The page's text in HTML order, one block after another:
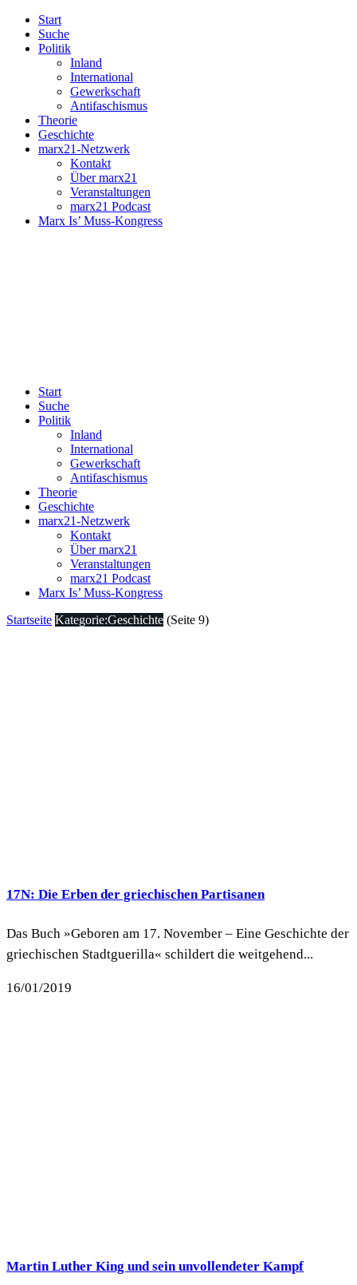
Start
Suche
Politik
Inland
International
Gewerkschaft
Antifaschismus
Theorie
Geschichte
marx21-Netzwerk
Kontakt
Über marx21
Veranstaltungen
marx21 Podcast
Marx Is’ Muss-Kongress
Start
Suche
Politik
Inland
International
Gewerkschaft
Antifaschismus
Theorie
Geschichte
marx21-Netzwerk
Kontakt
Über marx21
Veranstaltungen
marx21 Podcast
Marx Is’ Muss-Kongress
Startseite Kategorie:Geschichte (Seite 9)
17N: Die Erben der griechischen Partisanen
Das Buch »Geboren am 17. November – Eine Geschichte der
griechischen Stadtguerilla« schildert die weitgehend...
16/01/2019
Martin Luther King und sein unvollendeter Kampf